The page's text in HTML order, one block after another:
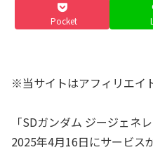
Pocket
※当サイトはアフィリエイ
「SDガンダム ジージェネ
2025年4月16日にサービス